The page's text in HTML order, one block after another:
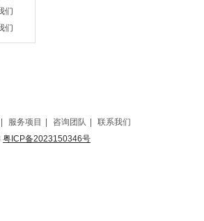
们
们
服务项目 咨询团队
联系我们
粤ICP备2023150346号